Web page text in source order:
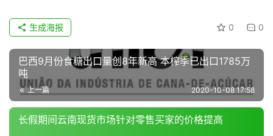
地
区
频
道
产
0 0
生成海报
巴西9月份食糖出口量创8年新高 本榨季已出口1785万
吨
上一篇 2020-10-08 17:58
长假期间云南现货市场针对零售买家的价格提高